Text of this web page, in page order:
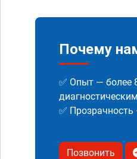
Почему
✅ Опыт — более
✅
Позвонить